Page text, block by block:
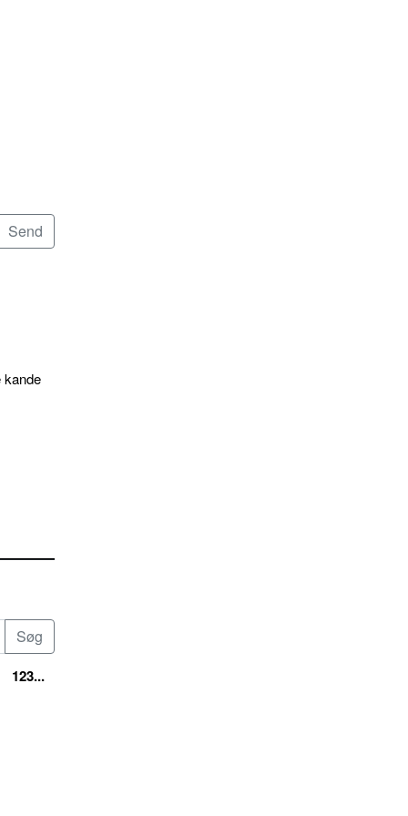
kande
123...